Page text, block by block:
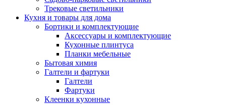
Трековые светильники
Кухня и товары для дома
Бортики и комплектующие
Аксессуары и комплектующие
Кухонные плинтуса
Планки мебельные
Бытовая химия
Галтели и фартуки
Галтели
Фартуки
Клеенки кухонные